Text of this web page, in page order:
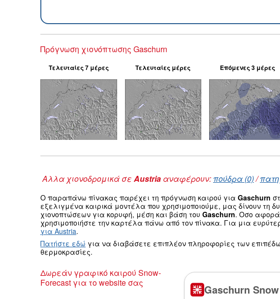
Πρόγνωση χιονόπτωσης Gaschurn
Τελευταίες 7 μέρες Τελευταίες μέρες Επόμενες 3 μέρες
Αλλα χιονοδρομικά σε Austria αναφέρουν: πούδρα (0)/
Ο παραπάνω πίνακας παρέχει τη πρόγνωση καιρού για Gaschurn
εξελιγμένα καιρικά μοντέλα που χρησιμοποιούμε, μας δίνουν τη
χιονοπτώσεων για κορυφή, μέση και βάση του Gaschurn. Οσο αφορά
χρησιμοποιήστε την καρτέλα πάνω από τον πίνακα. Για μια
για Austria.
Πατήστε εδώ για να διαβάσετε επιπλέον πληροφορίες των
θερμοκρασίες.
Δωρεάν γραφικό καιρού Snow-
Forecast για το website σας